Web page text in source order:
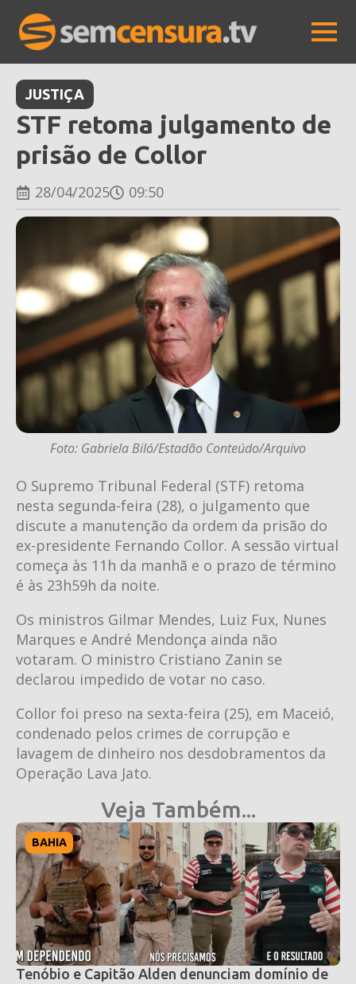
JUSTIÇA
STF retoma julgamento de
prisão de Collor
28/04/2025 09:50
Foto: Gabriela Biló/Estadão Conteúdo/Arquivo
O Supremo Tribunal Federal (STF) retoma
nesta segunda-feira (28), o julgamento que
discute a manutenção da ordem da prisão do
ex-presidente Fernando Collor. A sessão virtual
começa às 11h da manhã e o prazo de término
é às 23h59h da noite.
Os ministros Gilmar Mendes, Luiz Fux, Nunes
Marques e André Mendonça ainda não
votaram. O ministro Cristiano Zanin se
declarou impedido de votar no caso.
Collor foi preso na sexta-feira (25), em Maceió,
condenado pelos crimes de corrupção e
lavagem de dinheiro nos desdobramentos da
Operação Lava Jato.
Veja Também...
BAHIA
Tenóbio e Capitão Alden denunciam domínio de